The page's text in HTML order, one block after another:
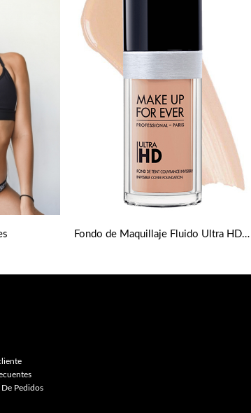
Fondo de Maquillaje Fluido Ultra HD tonos medios de Make up Forever
Pedidos